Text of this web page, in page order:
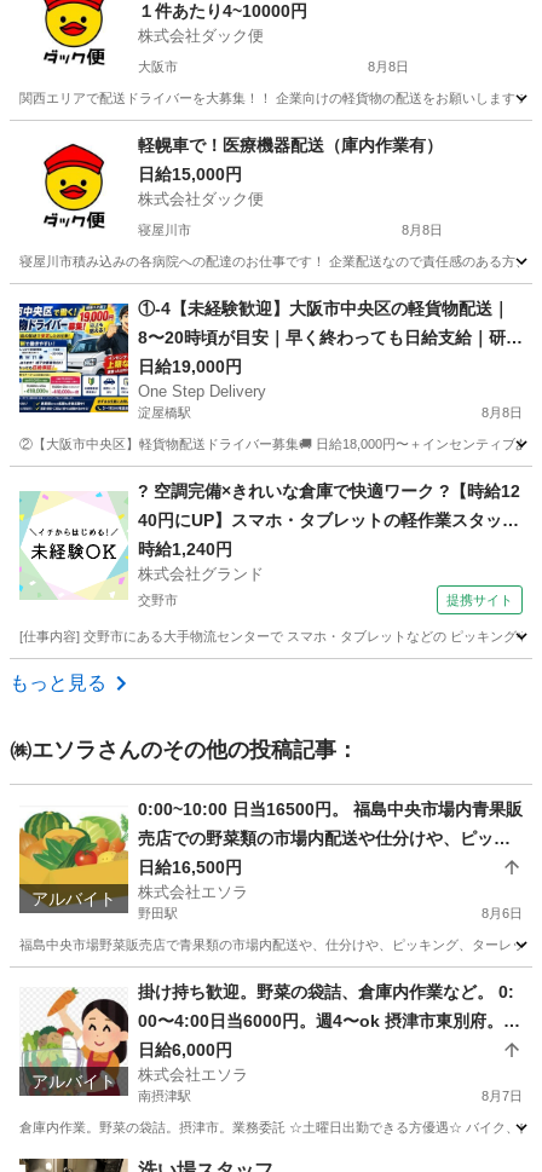
１件あたり4~10000円
株式会社ダック便
大阪市 8月8日
関西エリアで配送ドライバーを大募集！！ 企業向けの軽貨物の配送をお願いします
配送 スポット
軽幌車で！医療機器配送（庫内作業有）
日給15,000円
株式会社ダック便
寝屋川市 8月8日
寝屋川市積み込みの各病院への配達のお仕事です！ 企業配送なので責任感のある方
配送 積み込み
①-4【未経験歓迎】大阪市中央区の軽貨物配送｜
8〜20時頃が目安｜早く終わっても日給支給｜研修
あり
日給19,000円
One Step Delivery
淀屋橋駅 8月8日
②【大阪市中央区】軽貨物配送ドライバー募集🚚 日給18,000円〜＋インセンティブあ
淀屋橋駅 ドライバー 通販
? 空調完備×きれいな倉庫で快適ワーク ?【時給12
40円にUP】スマホ・タブレットの軽作業スタッフ
大募集！
時給1,240円
株式会社グランド
交野市 提携サイト
[仕事内容] 交野市にある大手物流センターで スマホ・タブレットなどの ピッキング
大阪 交野市
もっと見る
㈱エソラ さんのその他の投稿記事：
アルバイト
0:00~10:00 日当16500円。 福島中央市場内青果販
売店での野菜類の市場内配送や仕分けや、ピッキ
ング、ターレットでの運搬など。
日給16,500円
株式会社エソラ
野田駅 8月6日
福島中央市場野菜販売店で青果類の市場内配送や、仕分けや、ピッキング、ターレ
野田駅 ドライバー
アルバイト
掛け持ち歓迎。野菜の袋詰、倉庫内作業など。 0:
00〜4:00日当6000円。週4〜ok 摂津市東別府。業
務委託
日給6,000円
株式会社エソラ
南摂津駅 8月7日
倉庫内作業。野菜の袋詰。摂津市。業務委託 ☆土曜日出勤できる方優遇☆ バイク
大阪 摂津市 南摂津駅 仕分け